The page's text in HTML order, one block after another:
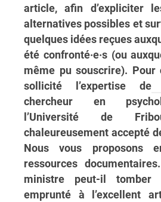
article, afin d’expliciter
alternatives possibles et
quelques idées reçues
été confronté·e·s (ou
même pu souscrire). Pour
sollicité l’expertise de
chercheur en
l’Université de
chaleureusement accepté
Nous vous proposons
ressources
ministre peut-il tomber
emprunté à l’excellent